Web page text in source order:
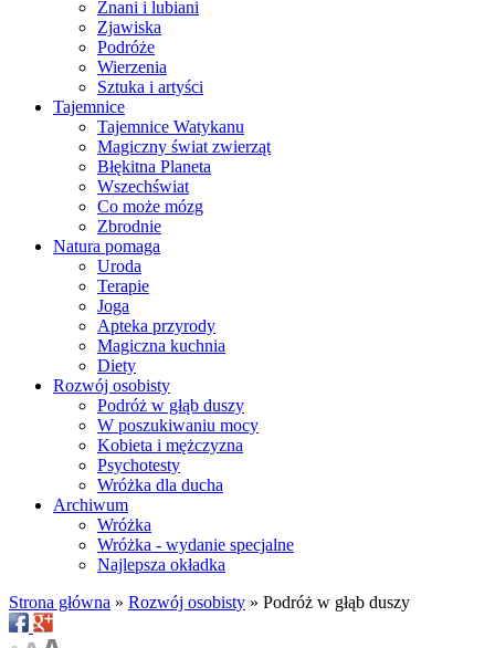
Znani i lubiani
Zjawiska
Podróże
Wierzenia
Sztuka i artyści
Tajemnice
Tajemnice Watykanu
Magiczny świat zwierząt
Błękitna Planeta
Wszechświat
Co może mózg
Zbrodnie
Natura pomaga
Uroda
Terapie
Joga
Apteka przyrody
Magiczna kuchnia
Diety
Rozwój osobisty
Podróż w głąb duszy
W poszukiwaniu mocy
Kobieta i mężczyzna
Psychotesty
Wróżka dla ducha
Archiwum
Wróżka
Wróżka - wydanie specjalne
Najlepsza okładka
Strona główna » Rozwój osobisty » Podróż w głąb duszy